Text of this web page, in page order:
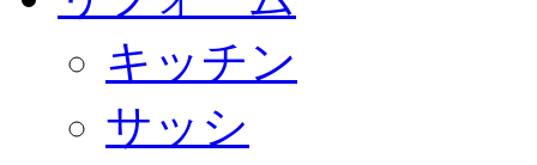
キッチン
サッシ